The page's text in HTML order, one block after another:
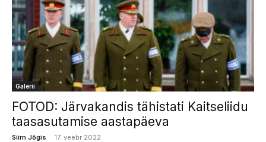
Galerii
FOTOD: Järvakandis tähistati Kaitseliidu
taasasutamise aastapäeva
Siim Jõgis - 17. veebr 2022